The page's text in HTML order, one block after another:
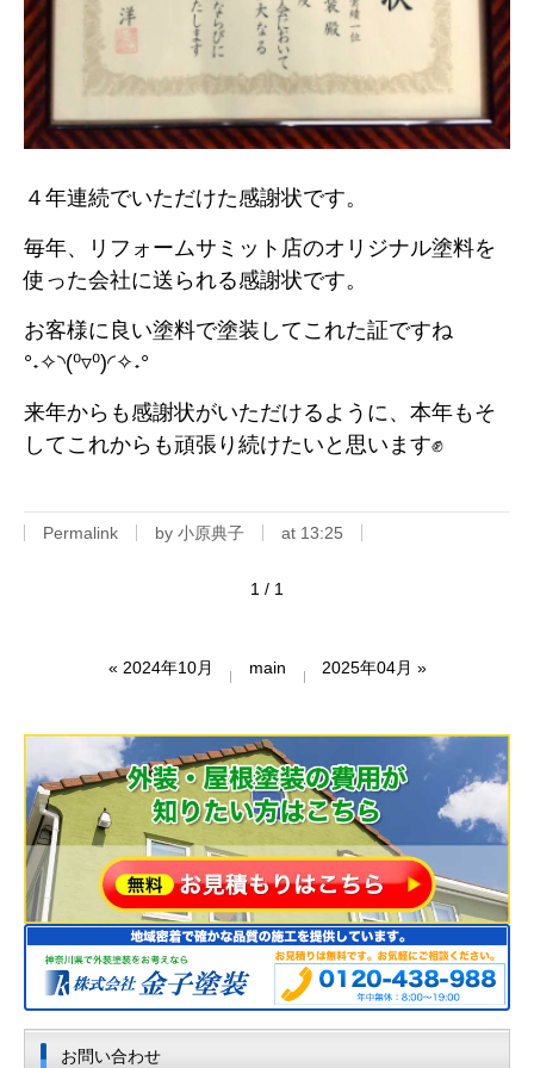
４年連続でいただけた感謝状です。
毎年、リフォームサミット店のオリジナル塗料を
使った会社に送られる感謝状です。
お客様に良い塗料で塗装してこれた証ですね
°˖✧◝(⁰▿⁰)◜✧˖°
来年からも感謝状がいただけるように、本年もそ
してこれからも頑張り続けたいと思います✊
Permalink by 小原典子 at 13:25
1 / 1
« 2024年10月 main 2025年04月 »
お問い合わせ